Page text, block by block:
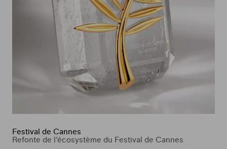
Festival de Cannes
Refonte de l’écosystème du Festival de Cannes